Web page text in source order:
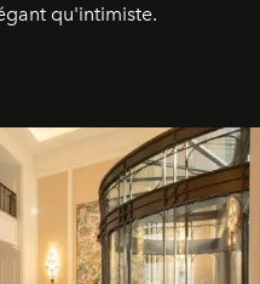
qu'intimiste.